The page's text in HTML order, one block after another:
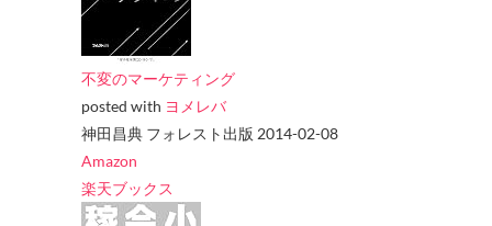
不変のマーケティング
posted with ヨメレバ
神田昌典 フォレスト出版 2014-02-08
Amazon
楽天ブックス